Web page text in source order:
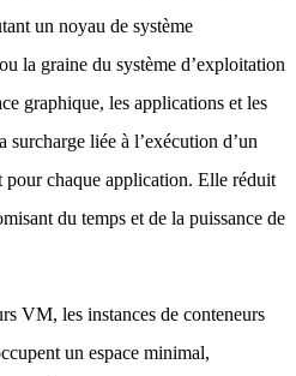
un noyau de système
la graine du système d’exploitation
graphique, les applications et les
liée à l’exécution d’un
pour chaque application. Elle réduit
du temps et de la puissance de
VM, les instances de conteneurs
un espace minimal,